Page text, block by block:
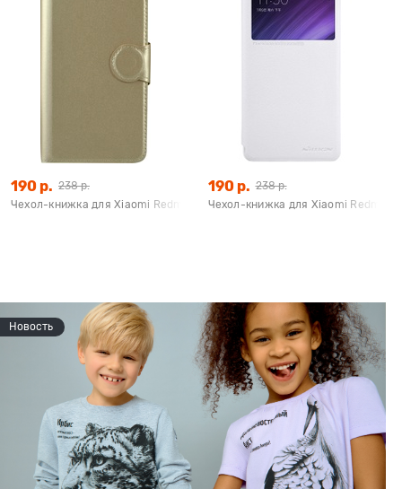
(золотой), Redline
190 р. 238 р.
Чехол-книжка для Xiaomi Redmi Note 4/4X на MTK Red Line золотой
190 р. 238 р.
Чехол-книжка для Xiaomi Redmi 4
Новость